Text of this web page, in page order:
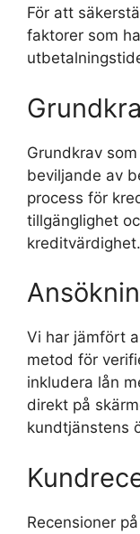
För att
faktorer som
Grundkrav
beviljande av
process för
tillgänglighet
kreditvärdighet.
Vi har jämfört
metod för
inkludera lån
direkt på
kundtjänstens
Recensioner